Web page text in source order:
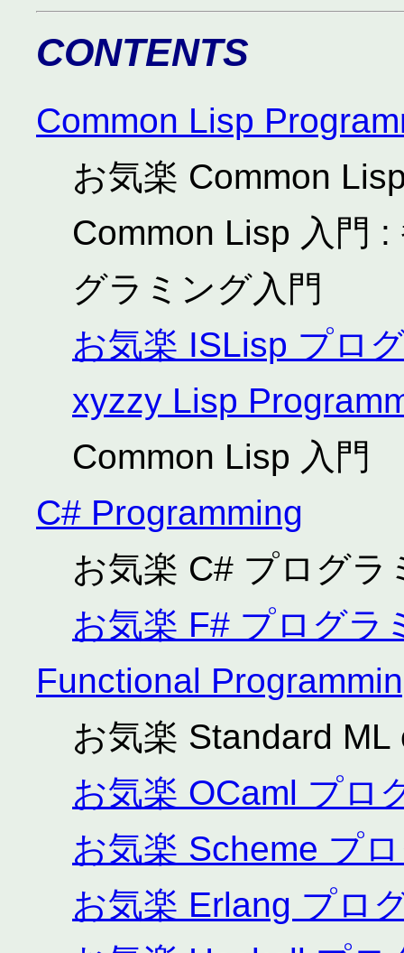
CONTENTS
Common Lisp
お気楽 Common
Common Lisp 入門
グラミング入門
お気楽 ISLisp プロ
xyzzy Lisp
Common Lisp 入門
C# Programming
お気楽 C# プログラ
お気楽 F# プログラ
Functional
お気楽 Standard
お気楽 OCaml プロ
お気楽 Scheme プ
お気楽 Erlang プロ